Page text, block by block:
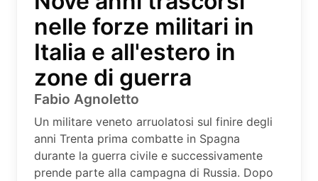
nelle forze militari in
Italia e all'estero in
zone di guerra
Fabio Agnoletto
Un militare veneto arruolatosi sul finire degli
anni Trenta prima combatte in Spagna
durante la guerra civile e successivamente
prende parte alla campagna di Russia. Dopo